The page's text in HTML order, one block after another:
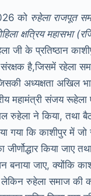
को रुहेला राजपूत
क्षत्रिय महासभा
जी के प्रतिष्ठान
है,जिसमें रहेला
अध्यक्षता अखिल
महामंत्री संजय
रुहेला ने किया, तथा
गया कि काशीपुर में
किया जाए
जाए, क्योंकि
रुहेला समाज की